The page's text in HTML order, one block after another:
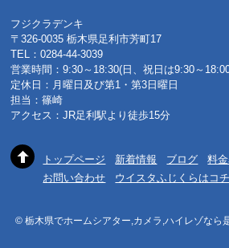
フジクラデンキ
〒326-0035 栃木県足利市芳町17
TEL：0284-44-3039
営業時間：9:30～18:30(日、祝日は9:30～
定休日：月曜日及び第1・第3日曜日
担当：篠崎
アクセス：JR足利駅より徒歩15分
トップページ 新着情報 ブログ 料
お問い合わせ
ウイスタふじくらはコ
© 栃木県でホームシアター,カメラ,ハイレゾなら